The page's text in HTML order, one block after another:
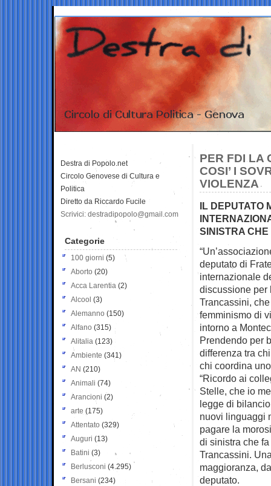
PER FDI LA
COSI’ I
VIOLENZA
IL DEPUTATO
SINISTRA
deputato di
internazionale
discussione per
Trancassini,
femminismo di
intorno a
Prendendo per
differenza tra
chi coordina
“Ricordo ai
Stelle, che io
legge di
nuovi linguaggi
pagare la
di sinistra che
Trancassini.
maggioranza,
deputato.
Destra di Popolo.net
Circolo Genovese di Cultura e
Politica
Diretto da Riccardo Fucile
Scrivici: destradipopolo@gmail.com
Categorie
100 giorni (5)
Aborto (20)
Acca Larentia (2)
Alcool (3)
Alemanno (150)
Alfano (315)
Alitalia (123)
Ambiente (341)
AN (210)
Animali (74)
Arancioni (2)
arte (175)
Attentato (329)
Auguri (13)
Batini (3)
Berlusconi (4.295)
Bersani (234)